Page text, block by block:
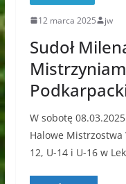
12 marca 2025 jw
Sudoł
W sobotę
Halowe Mistrzostwa
12, U-14 i U-16 w